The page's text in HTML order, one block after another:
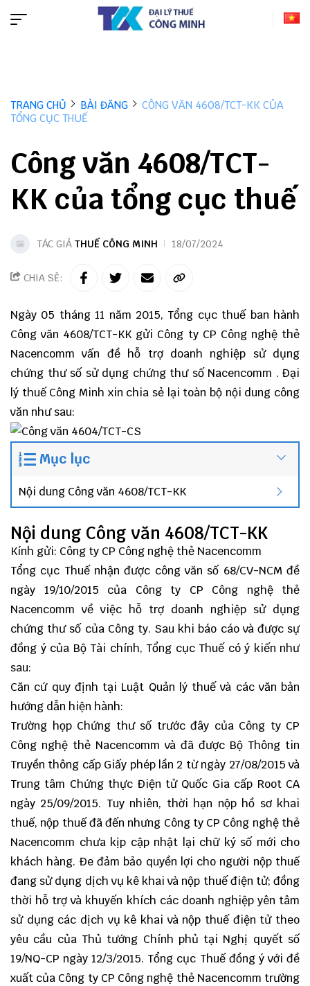
TRANG CHỦ BÀI ĐĂNG
CÔNG VĂN 4608/TCT-KK CỦA
TỔNG CỤC THUẾ
Công văn 4608/TCT-
KK của tổng cục thuế
TÁC GIẢ THUẾ CÔNG MINH 18/07/2024
CHIA SẺ:
Ngày 05 tháng 11 năm 2015, Tổng cục thuế ban hành
Công văn 4608/TCT-KK gửi Công ty CP Công nghệ thẻ
Nacencomm vấn đề hỗ trợ doanh nghiệp sử dụng
chứng thư số sử dụng chứng thư số Nacencomm . Đại
lý thuế Công Minh xin chia sẻ lại toàn bộ nội dung công
văn như sau:
Mục lục
Nội dung Công văn 4608/TCT-KK
Nội dung Công văn 4608/TCT-KK
Kính gửi: Công ty CP Công nghệ thẻ Nacencomm
Tổng cục Thuế nhận được công văn số 68/CV-NCM đề
ngày 19/10/2015 của Công ty CP Công nghệ thẻ
Nacencomm về việc hỗ trợ doanh nghiệp sử dụng
chứng thư số của Công ty. Sau khi báo cáo và được sự
đồng ý của Bộ Tài chính, Tổng cục Thuế có ý kiến như
sau:
Căn cứ quy định tại Luật Quản lý thuế và các văn bản
hướng dẫn hiện hành:
Trường họp Chứng thư số trước đây của Công ty CP
Công nghệ thẻ Nacencomm và đã được Bộ Thông tin
Truyền thông cấp Giấy phép lần 2 từ ngày 27/08/2015 và
Trung tâm Chứng thực Điện tử Quốc Gia cấp Root CA
ngày 25/09/2015. Tuy nhiên, thời hạn nộp hồ sơ khai
thuế, nộp thuế đã đến nhưng Công ty CP Công nghệ thẻ
Nacencomm chưa kịp cập nhật lại chữ ký số mới cho
khách hàng. Đe đảm bảo quyền lợi cho người nộp thuế
đang sử dụng dịch vụ kê khai và nộp thuế điện tử; đồng
thời hỗ trợ và khuyến khích các doanh nghiệp yên tâm
sử dụng các dịch vụ kê khai và nộp thuế điện tử theo
yêu cầu của Thủ tướng Chính phủ tại Nghị quyết số
19/NQ-CP ngày 12/3/2015. Tổng cục Thuế đồng ý với đề
xuất của Công ty CP Công nghệ thẻ Nacencomm trường